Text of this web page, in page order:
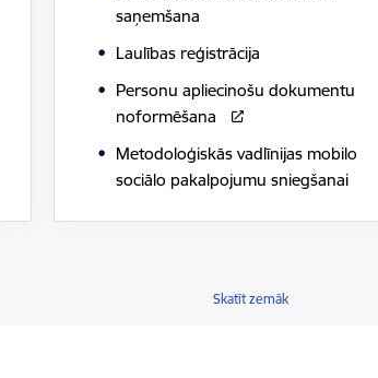
saņemšana
Laulības reģistrācija
Personu apliecinošu dokumentu
noformēšana
Metodoloģiskās vadlīnijas mobilo
sociālo pakalpojumu sniegšanai
Skatīt zemāk